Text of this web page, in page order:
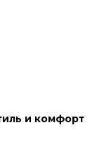
и комфорт